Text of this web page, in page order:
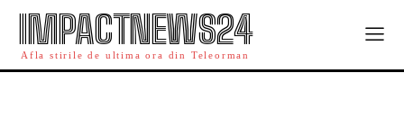
IMPACTNEWS24
Afla stirile de ultima ora din Teleorman